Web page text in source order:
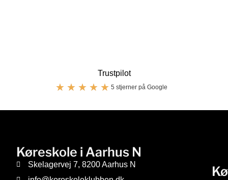
Trustpilot
5 stjerner på Google
★ ★ ★ ★ ★
Køreskole i Aarhus N
Skelagervej 7, 8200 Aarhus N